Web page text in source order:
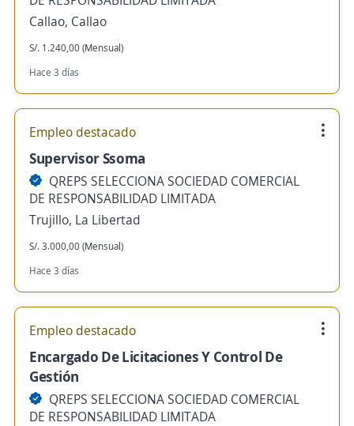
Callao, Callao
S/. 1.240,00 (Mensual)
Hace 3 días
Empleo destacado
Supervisor Ssoma
QREPS SELECCIONA SOCIEDAD COMERCIAL
DE RESPONSABILIDAD LIMITADA
Trujillo, La Libertad
S/. 3.000,00 (Mensual)
Hace 3 días
Empleo destacado
Encargado De Licitaciones Y Control De
Gestión
QREPS SELECCIONA SOCIEDAD COMERCIAL
DE RESPONSABILIDAD LIMITADA